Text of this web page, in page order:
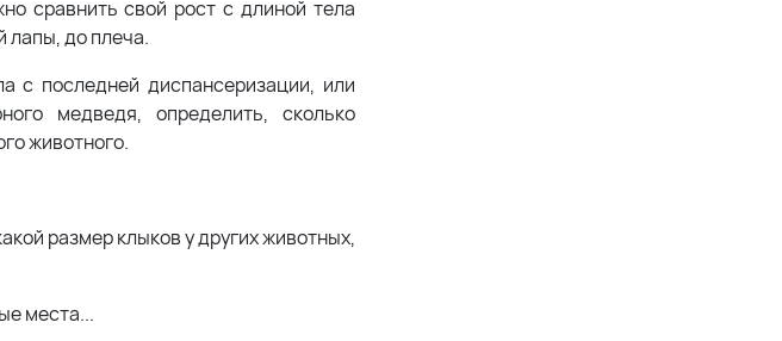
сравнить свой рост с длиной тела
лапы, до плеча.
с последней диспансеризации, или
медведя, определить, сколько
животного.
размер клыков у других животных,
места...